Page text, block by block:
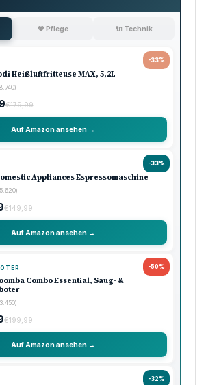
💖 Pflege 🔌 Technik
-33%
Heißluftfritteuse MAX, 5,2L
€179,99
Auf Amazon ansehen →
-33%
Appliances Espressomaschine
€149,99
Auf Amazon ansehen →
-50%
Combo Essential, Saug- &
€199,99
Auf Amazon ansehen →
-32%